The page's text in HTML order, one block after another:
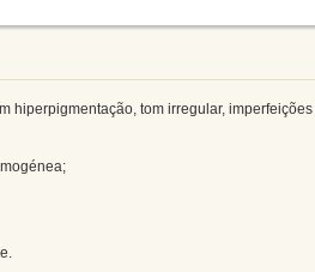
hiperpigmentação, tom irregular,